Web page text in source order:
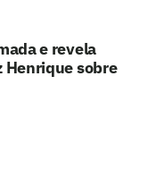
e revela
Henrique sobre